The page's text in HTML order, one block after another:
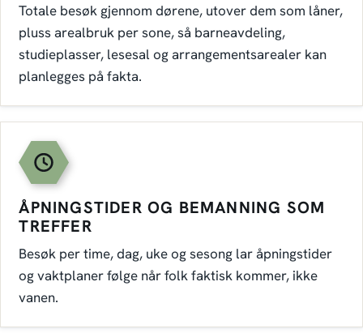
Totale besøk gjennom dørene, utover dem som låner,
pluss arealbruk per sone, så barneavdeling,
studieplasser, lesesal og arrangementsarealer kan
planlegges på fakta.
ÅPNINGSTIDER OG BEMANNING SOM
TREFFER
Besøk per time, dag, uke og sesong lar åpningstider
og vaktplaner følge når folk faktisk kommer, ikke
vanen.